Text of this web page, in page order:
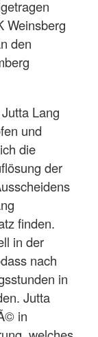
Weinsberg
den
Lang
und
die
der
finden.
in der
nach
in
Jutta
in